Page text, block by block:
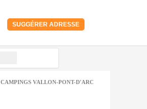
SUGGÉRER ADRESSE
CAMPINGS VALLON-PONT-D'ARC